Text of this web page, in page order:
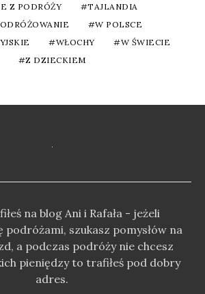
Z PODRÓŻY
TAJLANDIA
W POLSCE
WŁOCHY
W ŚWIECIE
Z DZIECKIEM
na blog Ani i Rafała - jeżeli
podróżami, szukasz pomysłów na
a podczas podróży nie chcesz
pieniędzy to trafiłeś pod dobry
adres.